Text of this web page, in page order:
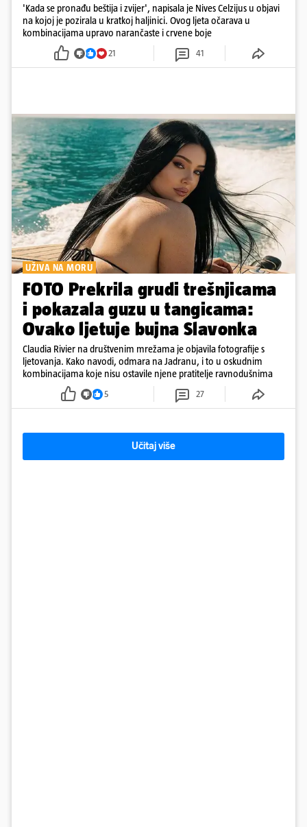
'Kada se pronađu beštija i zvijer', napisala je Nives Celzijus u objavi
na kojoj je pozirala u kratkoj haljinici. Ovog ljeta očarava u
kombinacijama upravo narančaste i crvene boje
21 41
UŽIVA NA MORU
FOTO Prekrila grudi trešnjicama
i pokazala guzu u tangicama:
Ovako ljetuje bujna Slavonka
Claudia Rivier na društvenim mrežama je objavila fotografije s
ljetovanja. Kako navodi, odmara na Jadranu, i to u oskudnim
kombinacijama koje nisu ostavile njene pratitelje ravnodušnima
5 27
Učitaj više